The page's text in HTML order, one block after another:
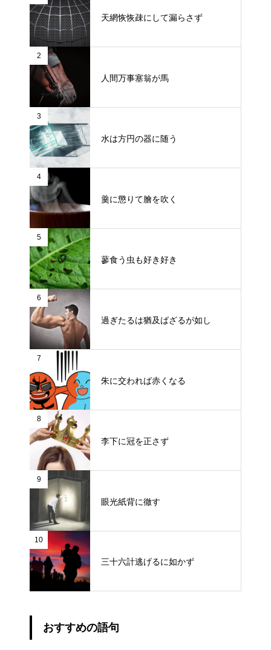
天網恢恢疎にして漏らさず
2
人間万事塞翁が馬
3
水は方円の器に随う
4
羹に懲りて膾を吹く
5
蓼食う虫も好き好き
6
過ぎたるは猶及ばざるが如し
7
朱に交われば赤くなる
8
李下に冠を正さず
9
眼光紙背に徹す
10
三十六計逃げるに如かず
おすすめの語句